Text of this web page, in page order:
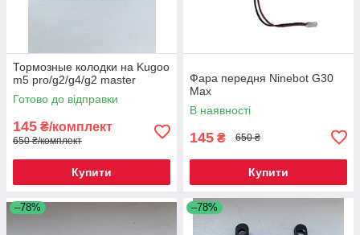
Тормозные колодки на Kugoo
m5 pro/g2/g4/g2 master
Готово до відправки
145 ₴/комплект
650 ₴/комплект
Купити
Фара передня Ninebot G30
Max
В наявності
145 ₴ 650 ₴
Купити
–78% –78%